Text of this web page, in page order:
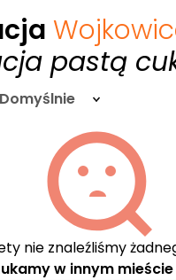
pastą
Domyślnie
nie znaleźliśmy
w innym